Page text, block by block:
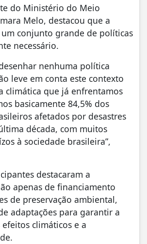
do Ministério do Meio
Melo, destacou que a
conjunto grande de políticas
necessário.
nenhuma política
leve em conta este contexto
climática que já enfrentamos
basicamente 84,5% dos
afetados por desastres
década, com muitos
à sociedade brasileira”,
destacaram a
apenas de financiamento
de preservação ambiental,
adaptações para garantir a
climáticos e a